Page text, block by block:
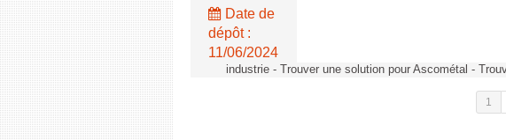
Date de
dépôt :
11/06/2024
industrie - Trouver une solution pour Ascométal -
1